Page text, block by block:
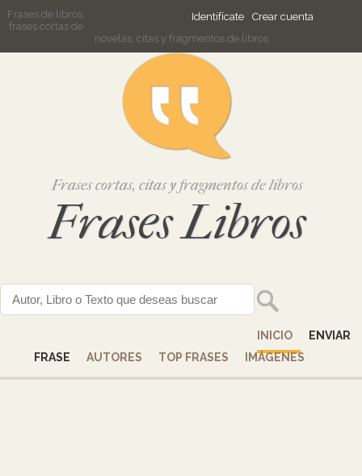
Identifícate Crear cuenta
Frases de libros,
frases cortas de
novelas, citas y fragmentos de libros
Frases cortas, citas y fragmentos de libros
Frases Libros
INICIO
ENVIAR
FRASE
AUTORES TOP FRASES IMÁGENES